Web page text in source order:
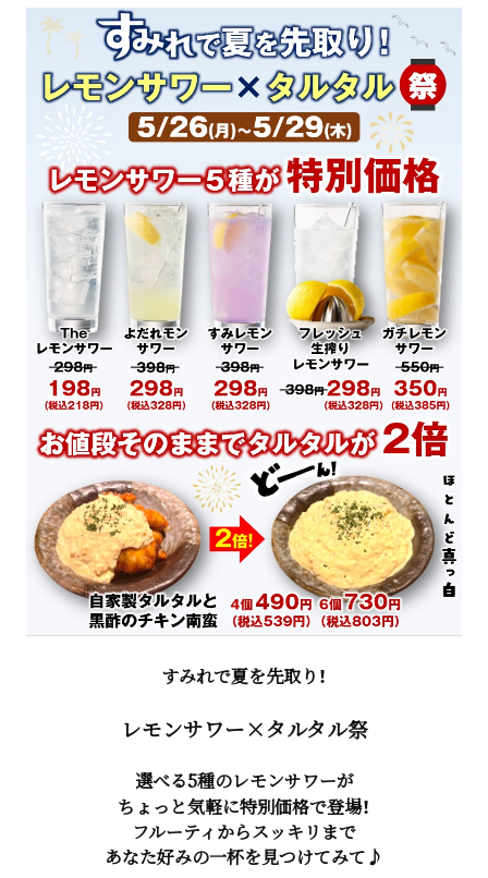
すみれで夏を先取り！
レモンサワー×タルタル祭
選べる5種のレモンサワーが
ちょっと気軽に特別価格で登場！
フルーティからスッキリまで
あなた好みの一杯を見つけてみて♪